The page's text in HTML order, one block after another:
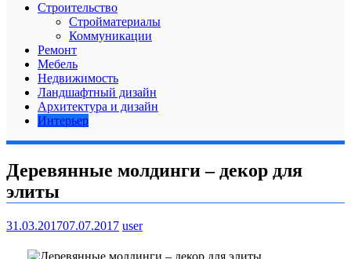
Строительство
Стройматериалы
Коммуникации
Ремонт
Мебель
Недвижимость
Ландшафтный дизайн
Архитектура и дизайн
Интерьер
Деревянные молдинги – декор для
элиты
31.03.201707.07.2017 user